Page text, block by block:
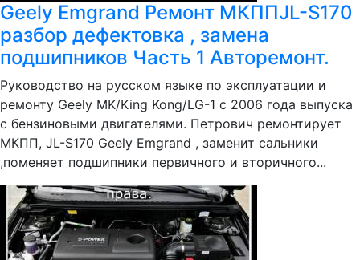
Geely Emgrand Ремонт МКППJL-S170
разбор дефектовка , замена
подшипников Часть 1 Авторемонт.
Руководство на русском языке по эксплуатации и
ремонту Geely MK/King Kong/LG-1 с 2006 года выпуска
с бензиновыми двигателями. Петрович ремонтирует
МКПП, JL-S170 Geely Emgrand , заменит сальники
,поменяет подшипники первичного и вторичного...